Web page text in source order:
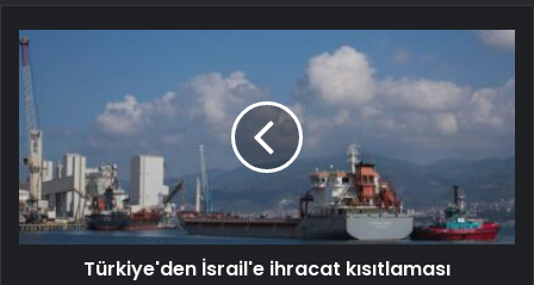
Türkiye'den İsrail'e ihracat kısıtlaması